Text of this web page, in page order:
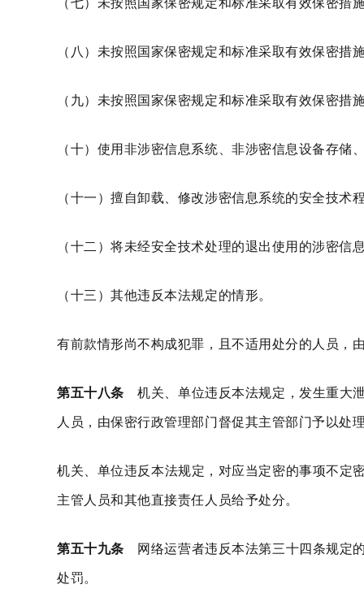
（八）未按照国家保密规定和标准采取有效保密
（九）未按照国家保密规定和标准采取有效保密
（十）使用非涉密信息系统、非涉密信息设备存储
（十一）擅自卸载、修改涉密信息系统的安全技术
（十二）将未经安全技术处理的退出使用的涉密
（十三）其他违反本法规定的情形。
有前款情形尚不构成犯罪，且不适用处分的人员，
第五十八条 机关、单位违反本法规定，发生重大
人员，由保密行政管理部门督促其主管部门予以处
机关、单位违反本法规定，对应当定密的事项不定
主管人员和其他直接责任人员给予处分。
第五十九条 网络运营者违反本法第三十四条规定
处罚。